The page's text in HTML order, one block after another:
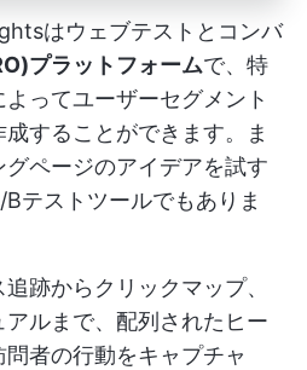
はウェブテストとコンバ
プラットフォームで、特
ってユーザーセグメント
することができます。ま
ページのアイデアを試す
テストツールでもありま
跡からクリックマップ、
ルまで、配列されたヒー
問者の行動をキャプチャ